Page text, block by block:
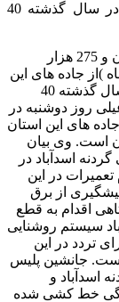
استان تردد کردند که نسبت به زمان مشابه در سال گذشته 40
جانشین پلیس راه استان همدان گفت: سه میلیون و 275 هزار
)از جاده های این
استان تردد کردند که نسبت به زمان مشابه در سال گذشته 40
روز دوشنبه در
های این استان
است. وی بیان
اسدآباد در
در این
از برق
اقدام به قطع
سیستم روشنایی
تردد در این
جانشین پلیس
اسدآباد و
خط کشی شده